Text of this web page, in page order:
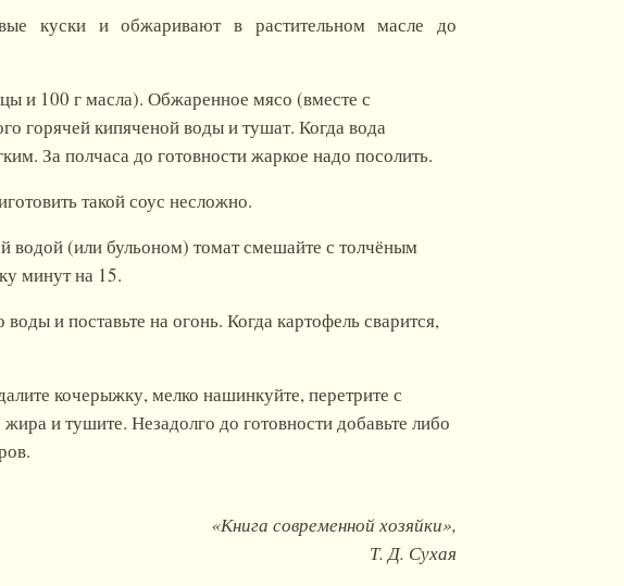
куски и обжаривают в растительном масле до
и 100 г масла). Обжаренное мясо (вместе с
горячей кипяченой воды и тушат. Когда вода
За полчаса до готовности жаркое надо посолить.
такой соус несложно.
водой (или бульоном) томат смешайте с толчёным
минут на 15.
и поставьте на огонь. Когда картофель сварится,
кочерыжку, мелко нашинкуйте, перетрите с
и тушите. Незадолго до готовности добавьте либо
«Книга современной хозяйки»,
Т. Д. Сухая